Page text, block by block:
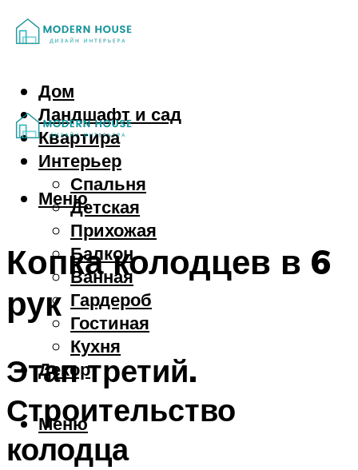
Дом
Ландшафт и сад
Квартира
Интерьер
Спальня
Детская
Прихожая
Балкон
Ванная
Гардероб
Гостиная
Кухня
Декор
Меню
Меню
Копка колодцев в 6
рук
Этап третий.
Строительство
колодца